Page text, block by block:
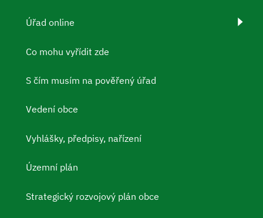
Úřad online
Co mohu vyřídit zde
S čím musím na pověřený úřad
Vedení obce
Vyhlášky, předpisy, nařízení
Územní plán
Strategický rozvojový plán obce